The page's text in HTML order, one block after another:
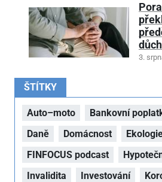
3.
ŠTÍTKY
Auto–moto Bankovní
Daně
Domácnost
FINFOCUS podcast
Invalidita
Investování